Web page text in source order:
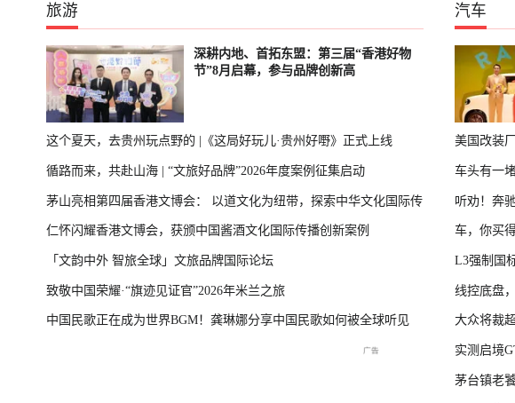
旅游
深耕内地、首拓东盟：第三届“香港好物
节”8月启幕，参与品牌创新高
这个夏天，去贵州玩点野的 |《这局好玩儿·贵州好嘢》正式上线
循路而来，共赴山海 | “文旅好品牌”2026年度案例征集启动
茅山亮相第四届香港文博会： 以道文化为纽带，探索中华文化国际传
播新表达
仁怀闪耀香港文博会，获颁中国酱酒文化国际传播创新案例
「文韵中外 智旅全球」文旅品牌国际论坛
致敬中国荣耀·“旗迹见证官”2026年米兰之旅
中国民歌正在成为世界BGM！龚琳娜分享中国民歌如何被全球听见
汽车
美国改装
车头有一
听劝！奔
车，你买
L3强制国
线控底盘
大众将裁
实测启境
茅台镇老